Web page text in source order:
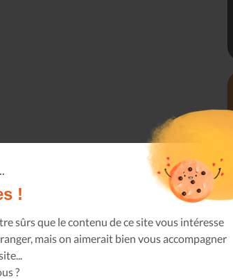
!
sûrs que le contenu de ce site vous intéresse
mais on aimerait bien vous accompagner
?